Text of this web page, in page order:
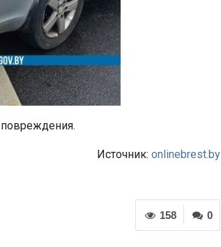
Источник: onlinebrest.by
0
158